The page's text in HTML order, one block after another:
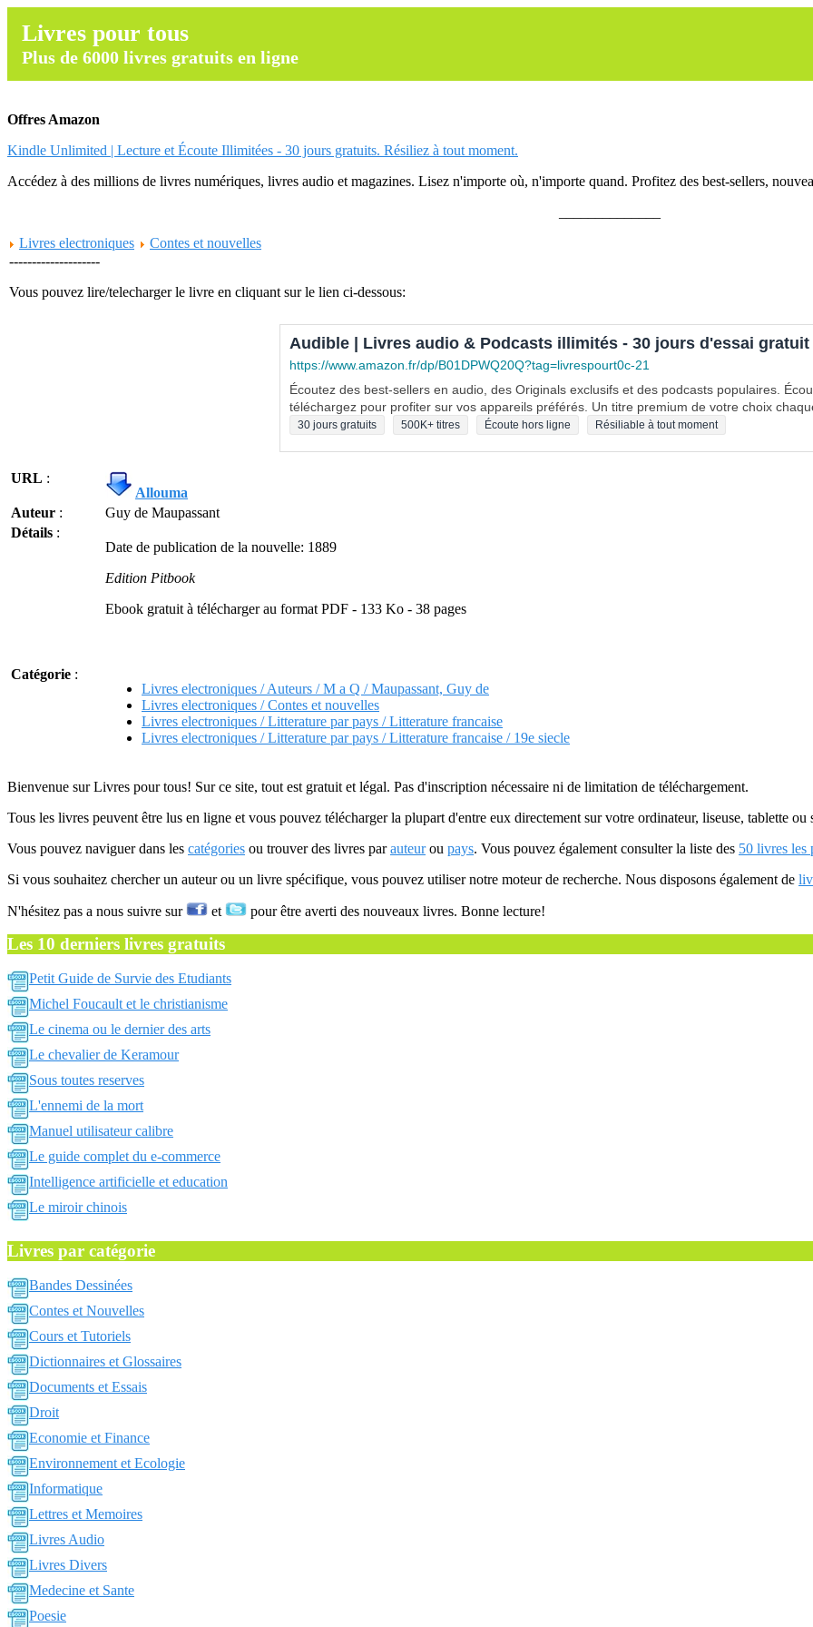
Livres pour tous
Plus de 6000 livres gratuits en ligne
Offres Amazon
Kindle Unlimited | Lecture et Écoute Illimitées - 30 jours gratuits. Résiliez à tout moment.
Accédez à des millions de livres numériques, livres audio et magazines. Lisez n'importe où, n'importe quand. Profitez des best-sellers,
Livres electroniques
Contes et nouvelles
--------------------
Vous pouvez lire/telecharger le livre en cliquant sur le lien ci-dessous:
Audible | Livres audio & Podcasts illimités - 30 jours d'essai gratuit
https://www.amazon.fr/dp/B01DPWQ20Q?tag=livrespourt0c-21
Écoutez des best-sellers en audio, des Originals exclusifs et des podcasts populaires.
téléchargez pour profiter sur vos appareils préférés. Un titre premium de votre choix
30 jours gratuits 500K+ titres Écoute hors ligne Résiliable à tout moment
URL :
Allouma
Auteur :
Guy de Maupassant
Détails :
Date de publication de la nouvelle: 1889
Edition Pitbook
Ebook gratuit à télécharger au format PDF - 133 Ko - 38 pages
Catégorie :
Livres electroniques / Auteurs / M a Q / Maupassant, Guy de
Livres electroniques / Contes et nouvelles
Livres electroniques / Litterature par pays / Litterature francaise
Livres electroniques / Litterature par pays / Litterature francaise / 19e siecle
Bienvenue sur Livres pour tous! Sur ce site, tout est gratuit et légal. Pas d'inscription nécessaire ni de limitation de téléchargement.
Tous les livres peuvent être lus en ligne et vous pouvez télécharger la plupart d'entre eux directement sur votre ordinateur, liseuse, tablette ou
Vous pouvez naviguer dans les catégories ou trouver des livres parauteurou pays. Vous pouvez également consulter la liste des 50 livres les
Si vous souhaitez chercher un auteur ou un livre spécifique, vous pouvez utiliser notre moteur de recherche. Nous disposons également de
N'hésitez pas a nous suivre sur et pour être averti des nouveaux livres. Bonne lecture!
Les 10 derniers livres gratuits
Petit Guide de Survie des Etudiants
Michel Foucault et le christianisme
Le cinema ou le dernier des arts
Le chevalier de Keramour
Sous toutes reserves
L'ennemi de la mort
Manuel utilisateur calibre
Le guide complet du e-commerce
Intelligence artificielle et education
Le miroir chinois
Livres par catégorie
Bandes Dessinées
Contes et Nouvelles
Cours et Tutoriels
Dictionnaires et Glossaires
Documents et Essais
Droit
Economie et Finance
Environnement et Ecologie
Informatique
Lettres et Memoires
Livres Audio
Livres Divers
Medecine et Sante
Poesie